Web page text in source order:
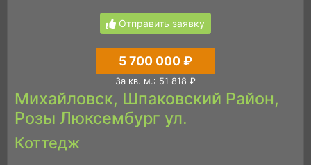
Отправить заявку
5 700 000 ₽
За кв. м.: 51 818 ₽
Михайловск, Шпаковский Район,
Розы Люксембург ул.
Коттедж